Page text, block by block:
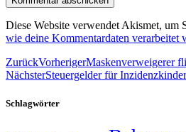
Diese Website verwendet Akismet, um
wie deine Kommentardaten verarbeitet
ZurückVorherigerMaskenverweigerer
NächsterSteuergelder für Inzidenzkinder
Schlagwörter